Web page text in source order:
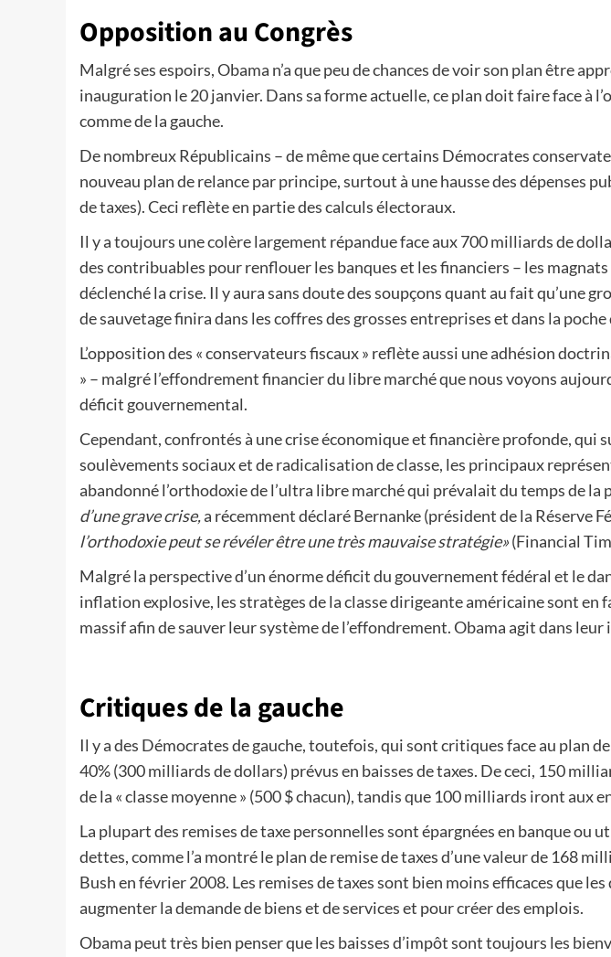
Opposition au Congrès
Malgré ses espoirs, Obama n’a que peu de chances de voir son plan être
inauguration le 20 janvier. Dans sa forme actuelle, ce plan doit faire face à
comme de la gauche.
De nombreux Républicains – de même que certains Démocrates
nouveau plan de relance par principe, surtout à une hausse des dépenses
de taxes). Ceci reflète en partie des calculs électoraux.
Il y a toujours une colère largement répandue face aux 700 milliards de
des contribuables pour renflouer les banques et les financiers – les
déclenché la crise. Il y aura sans doute des soupçons quant au fait qu’une
de sauvetage finira dans les coffres des grosses entreprises et dans la
L’opposition des « conservateurs fiscaux » reflète aussi une adhésion
» – malgré l’effondrement financier du libre marché que nous voyons
déficit gouvernemental.
Cependant, confrontés à une crise économique et financière profonde, qui
soulèvements sociaux et de radicalisation de classe, les principaux
abandonné l’orthodoxie de l’ultra libre marché qui prévalait du temps de la
d’une grave crise,a récemment déclaré Bernanke (président de la Réserve
l’orthodoxie peut se révéler être une très mauvaise stratégie»(Financial
Malgré la perspective d’un énorme déficit du gouvernement fédéral et le
inflation explosive, les stratèges de la classe dirigeante américaine sont en
massif afin de sauver leur système de l’effondrement. Obama agit dans leur
Critiques de la gauche
Il y a des Démocrates de gauche, toutefois, qui sont critiques face au plan
40% (300 milliards de dollars) prévus en baisses de taxes. De ceci, 150
de la « classe moyenne » (500 $ chacun), tandis que 100 milliards iront aux
La plupart des remises de taxe personnelles sont épargnées en banque ou
dettes, comme l’a montré le plan de remise de taxes d’une valeur de 168
Bush en février 2008. Les remises de taxes sont bien moins efficaces que
augmenter la demande de biens et de services et pour créer des emplois.
Obama peut très bien penser que les baisses d’impôt sont toujours les